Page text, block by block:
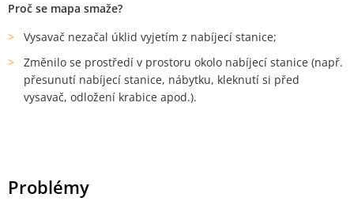
Proč se mapa smaže?
Vysavač nezačal úklid vyjetím z nabíjecí stanice;
Změnilo se prostředí v prostoru okolo nabíjecí stanice (např.
přesunutí nabíjecí stanice, nábytku, kleknutí si před
vysavač, odložení krabice apod.).
Problémy